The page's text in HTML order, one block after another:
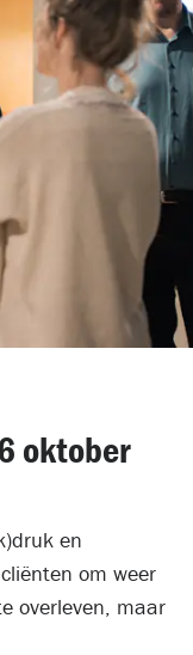
oktober
en
om weer
overleven, maar